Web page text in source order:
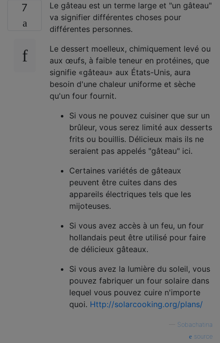
7
Le gâteau est un terme large et "un gâteau"
va signifier différentes choses pour
différentes personnes.
Le dessert moelleux, chimiquement levé ou
aux œufs, à faible teneur en protéines, que
signifie «gâteau» aux États-Unis, aura
besoin d'une chaleur uniforme et sèche
qu'un four fournit.
Si vous ne pouvez cuisiner que sur un
brûleur, vous serez limité aux desserts
frits ou bouillis. Délicieux mais ils ne
seraient pas appelés "gâteau" ici.
Certaines variétés de gâteaux
peuvent être cuites dans des
appareils électriques tels que les
mijoteuses.
Si vous avez accès à un feu, un four
hollandais peut être utilisé pour faire
de délicieux gâteaux.
Si vous avez la lumière du soleil, vous
pouvez fabriquer un four solaire dans
lequel vous pouvez cuire n'importe
quoi. Http://solarcooking.org/plans/
Sobachatina
source